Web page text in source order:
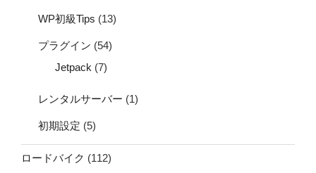
WP初級Tips (13)
プラグイン (54)
Jetpack (7)
レンタルサーバー (1)
初期設定 (5)
ロードバイク (112)